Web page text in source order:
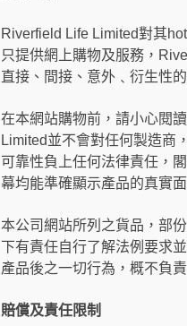
Riverfield Life Limited對其
只提供網上購物及服務，
直接、間接、意外﹑衍生性
在本網站購物前，請小心閱
Limited並不會對任何製造商
可靠性負上任何法律責任，
幕均能準確顯示產品的真實
本公司網站所列之貨品，部
下有責任自行了解法例要求
產品後之一切行為，概不負
賠償及責任限制